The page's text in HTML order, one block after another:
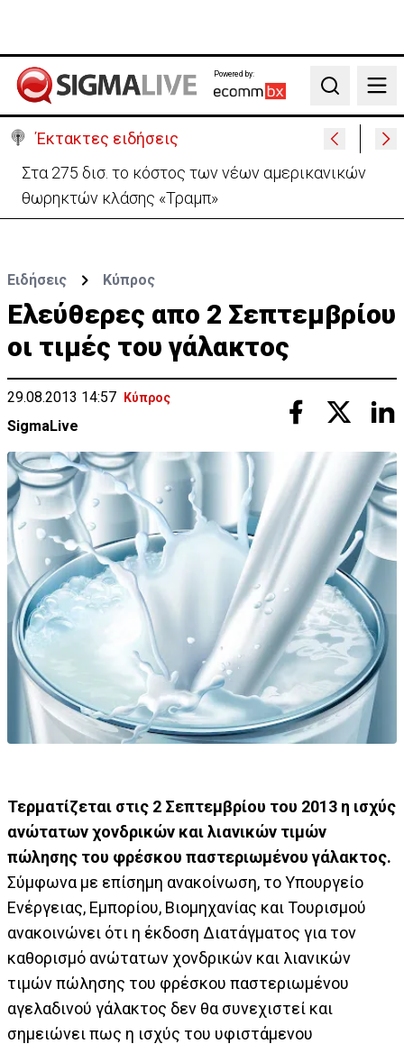
Powered by:
Search
Έκτακτες ειδήσεις
Σήμερα η τελετή διαβεβαίωσης των νέων μελών
του Υπουργικού
Ειδήσεις Κύπρος
Ελεύθερες απο 2 Σεπτεμβρίου
οι τιμές του γάλακτος
29.08.2013 14:57 Κύπρος
SigmaLive
Τερματίζεται στις 2 Σεπτεμβρίου του 2013 η ισχύς
ανώτατων χονδρικών και λιανικών τιμών
πώλησης του φρέσκου παστεριωμένου γάλακτος.
Σύμφωνα με επίσημη ανακοίνωση, το Υπουργείο
Ενέργειας, Εμπορίου, Βιομηχανίας και Τουρισμού
ανακοινώνει ότι η έκδοση Διατάγματος για τον
καθορισμό ανώτατων χονδρικών και λιανικών
τιμών πώλησης του φρέσκου παστεριωμένου
αγελαδινού γάλακτος δεν θα συνεχιστεί και
σημειώνει πως η ισχύς του υφιστάμενου